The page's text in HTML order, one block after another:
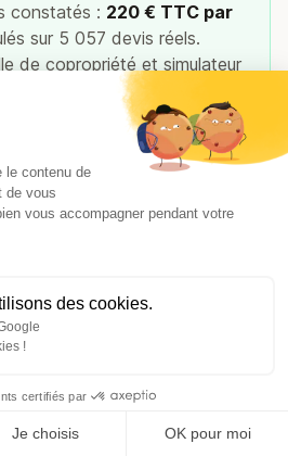
le contenu de
de vous
vous accompagner pendant votre
des cookies.
!
certifiés par
Je choisis OK pour moi
constatés : 220 € TTC par
sur 5 057 devis réels.
de copropriété et simulateur
15
07